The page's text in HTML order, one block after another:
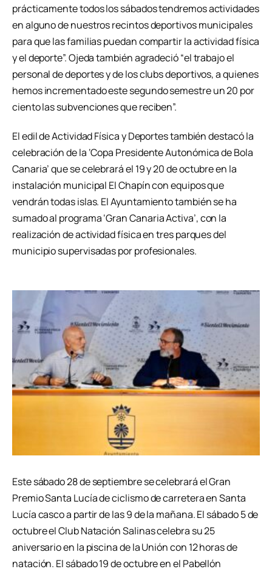
prácticamente todos los sábados tendremos actividades
en alguno de nuestros recintos deportivos municipales
para que las familias puedan compartir la actividad física
y el deporte”. Ojeda también agradeció “el trabajo el
personal de deportes y de los clubs deportivos, a quienes
hemos incrementado este segundo semestre un 20 por
ciento las subvenciones que reciben”.
El edil de Actividad Física y Deportes también destacó la
celebración de la ‘Copa Presidente Autonómica de Bola
Canaria’ que se celebrará el 19 y 20 de octubre en la
instalación municipal El Chapín con equipos que
vendrán todas islas. El Ayuntamiento también se ha
sumado al programa ‘Gran Canaria Activa’, con la
realización de actividad física en tres parques del
municipio supervisadas por profesionales.
Este sábado 28 de septiembre se celebrará el Gran
Premio Santa Lucía de ciclismo de carretera en Santa
Lucía casco a partir de las 9 de la mañana. El sábado 5 de
octubre el Club Natación Salinas celebra su 25
aniversario en la piscina de la Unión con 12 horas de
natación. El sábado 19 de octubre en el Pabellón